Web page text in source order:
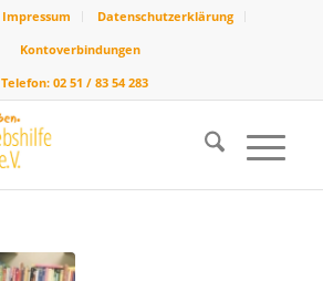
Impressum
Datenschutzerklärung
Kontoverbindungen
Telefon: 02 51 / 83 54 283